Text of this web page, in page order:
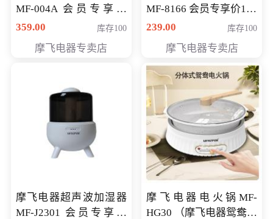
MF-004A 会员专享价
168元
359.00 库存100
摩飞电器专卖店
MF-8166 会员专享价168
元
239.00 库存100
摩飞电器专卖店
摩飞电器超声波加湿器
MF-J2301 会员专享价
摩飞电器电火锅MF-
HG30 （摩飞电器鸳鸯锅